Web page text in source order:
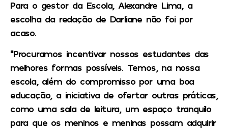
Para o gestor da Escola, Alexandre Lima, a
escolha da redação de Darliane não foi por
acaso.
”Procuramos incentivar nossos estudantes das
melhores formas possíveis. Temos, na nossa
escola, além do compromisso por uma boa
educação, a iniciativa de ofertar outras práticas,
como uma sala de leitura, um espaço tranquilo
para que os meninos e meninas possam adquirir